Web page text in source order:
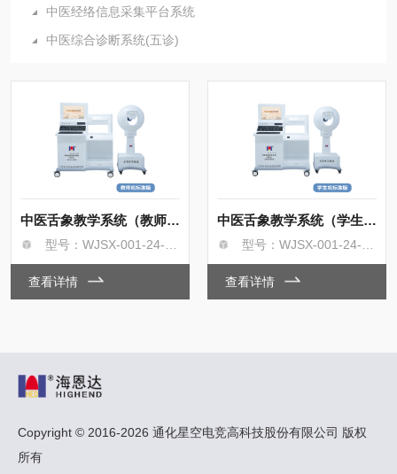
中医经络信息采集平台系统
中医综合诊断系统(五诊)
中医舌象教学系统（教师机）
型号：WJSX-001-24-9-B型/A型
查看详情
中医舌象教学系统（学生机）
型号：WJSX-001-24-9-B型/A型
查看详情
Copyright © 2016-2026 通化星空电竞高科技股份有限公司 版权
所有